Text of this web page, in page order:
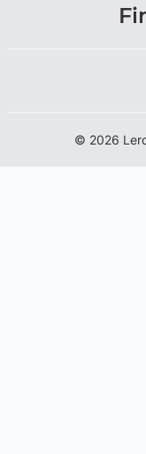
© 2026